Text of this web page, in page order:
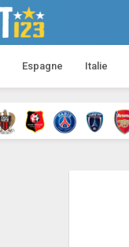
Espagne Italie